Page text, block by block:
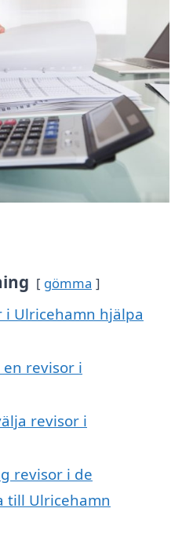
gömma
i Ulricehamn hjälpa
revisor i
revisor i
revisor i de
till Ulricehamn